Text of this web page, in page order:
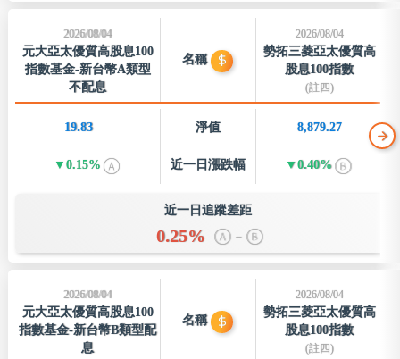
名稱
2026/08/04
元大亞太優質高股息100
指數基金-新台幣A類型
不配息
2026/08/04
勢拓三菱亞太優質高
股息100指數
(註四)
淨值
19.83 8,879.27
近一日 漲跌幅
0.15% 0.40%
近一日追蹤差距
0.25% –
名稱
2026/08/04
元大亞太優質高股息100
指數基金-新台幣B類型配
息
2026/08/04
勢拓三菱亞太優質高
股息100指數
(註四)